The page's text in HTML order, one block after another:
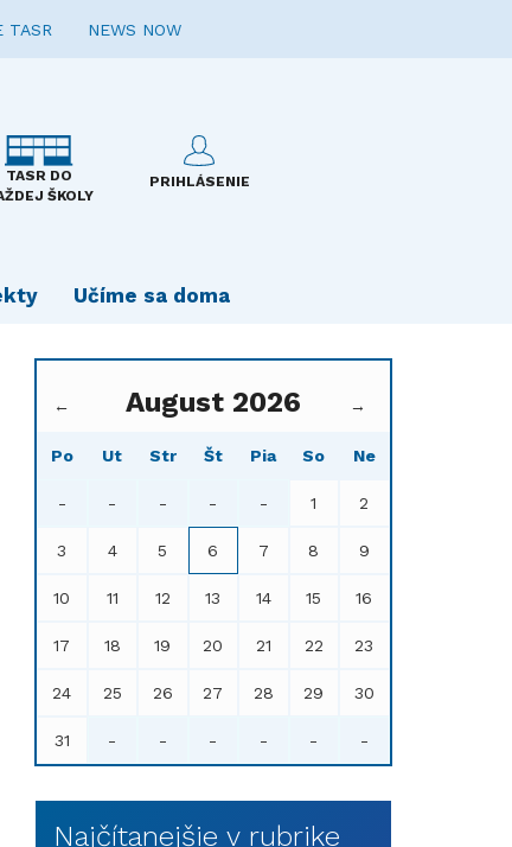
TASR NEWS NOW
TASR DO
ŠKOLY
PRIHLÁSENIE
Učíme sa doma
← August 2026 →
Po Ut Str Št Pia So Ne
- - - - - 1 2
3 4 5 6 7 8 9
10 11 12 13 14 15 16
17 18 19 20 21 22 23
24 25 26 27 28 29 30
31 - - - - - -
Najčítanejšie v rubrike